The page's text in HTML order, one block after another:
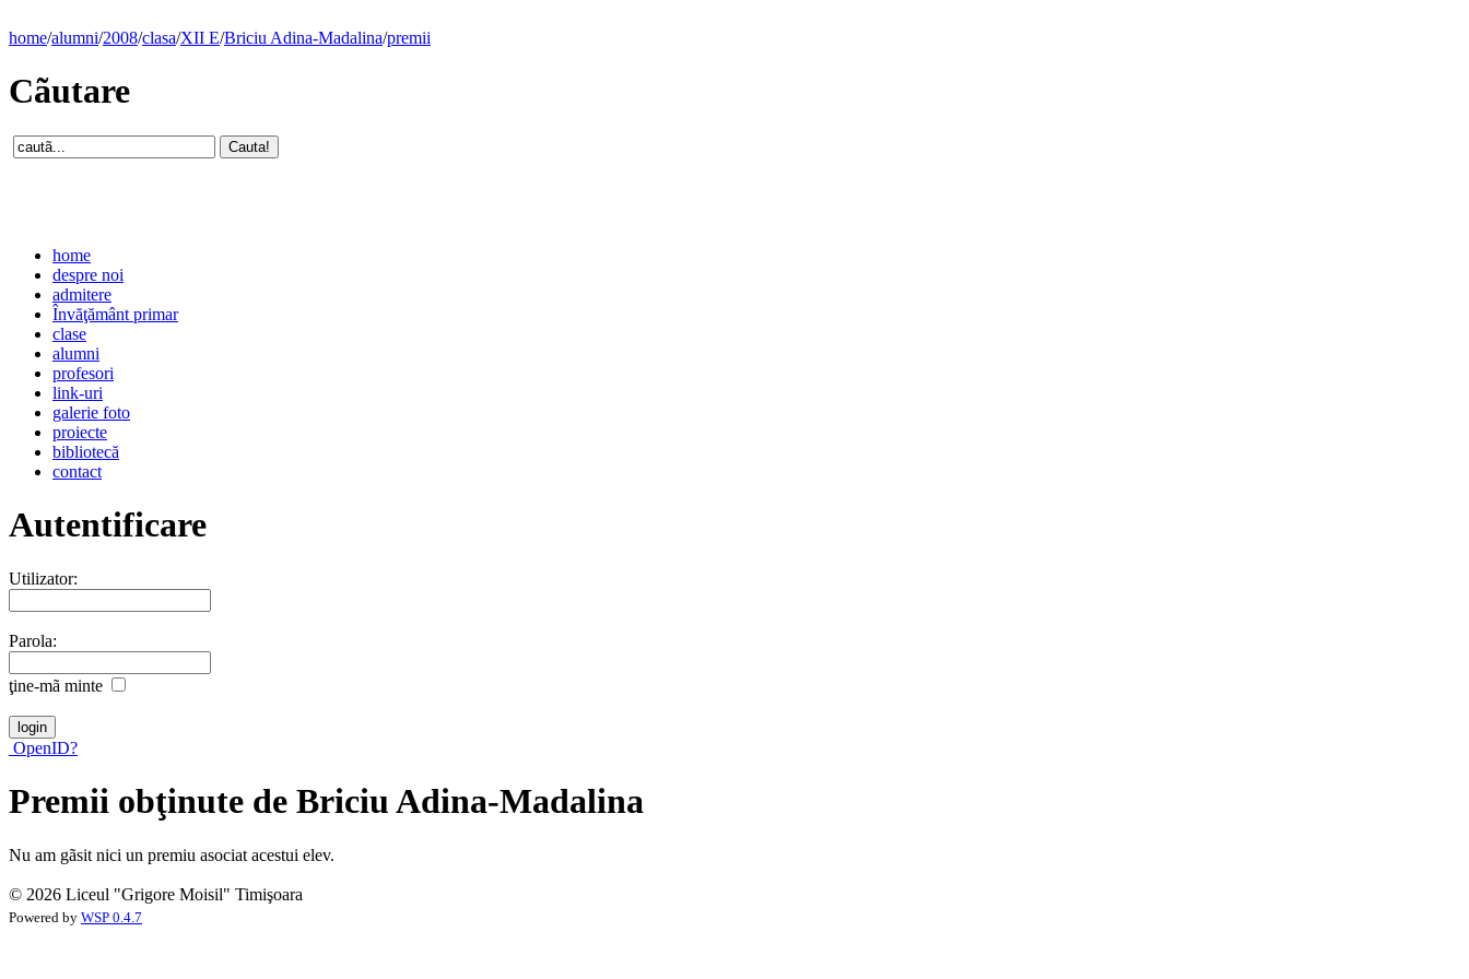
home/alumni/2008/clasa/XII E/Briciu Adina-Madalina/premii
Cãutare
home
despre noi
admitere
Învăţământ primar
clase
alumni
profesori
link-uri
galerie foto
proiecte
bibliotecă
contact
Autentificare
Utilizator:
Parola:
ţine-mã minte
OpenID?
Premii obţinute de Briciu Adina-Madalina
Nu am gãsit nici un premiu asociat acestui elev.
© 2026 Liceul "Grigore Moisil" Timişoara
Powered by WSP 0.4.7